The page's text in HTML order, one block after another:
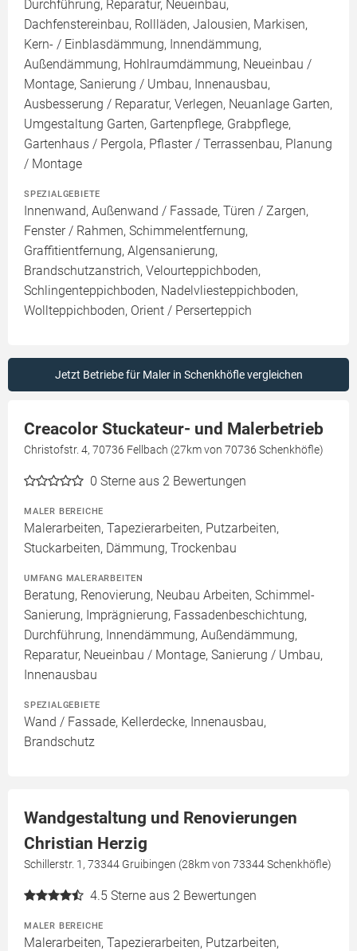
Durchführung, Reparatur, Neueinbau,
Dachfenstereinbau, Rollläden, Jalousien, Markisen,
Kern- / Einblasdämmung, Innendämmung,
Außendämmung, Hohlraumdämmung, Neueinbau /
Montage, Sanierung / Umbau, Innenausbau,
Ausbesserung / Reparatur, Verlegen, Neuanlage Garten,
Umgestaltung Garten, Gartenpflege, Grabpflege,
Gartenhaus / Pergola, Pflaster / Terrassenbau, Planung
/ Montage
SPEZIALGEBIETE
Innenwand, Außenwand / Fassade, Türen / Zargen,
Fenster / Rahmen, Schimmelentfernung,
Graffitientfernung, Algensanierung,
Brandschutzanstrich, Velourteppichboden,
Schlingenteppichboden, Nadelvliesteppichboden,
Wollteppichboden, Orient / Perserteppich
Jetzt Betriebe für Maler in Schenkhöfle vergleichen
Creacolor Stuckateur- und Malerbetrieb
Christofstr. 4, 70736 Fellbach (27km von 70736 Schenkhöfle)
0 Sterne aus 2 Bewertungen
MALER BEREICHE
Malerarbeiten, Tapezierarbeiten, Putzarbeiten,
Stuckarbeiten, Dämmung, Trockenbau
UMFANG MALERARBEITEN
Beratung, Renovierung, Neubau Arbeiten, Schimmel-
Sanierung, Imprägnierung, Fassadenbeschichtung,
Durchführung, Innendämmung, Außendämmung,
Reparatur, Neueinbau / Montage, Sanierung / Umbau,
Innenausbau
SPEZIALGEBIETE
Wand / Fassade, Kellerdecke, Innenausbau,
Brandschutz
Wandgestaltung und Renovierungen
Christian Herzig
Schillerstr. 1, 73344 Gruibingen (28km von 73344 Schenkhöfle)
4.5 Sterne aus 2 Bewertungen
MALER BEREICHE
Malerarbeiten, Tapezierarbeiten, Putzarbeiten,